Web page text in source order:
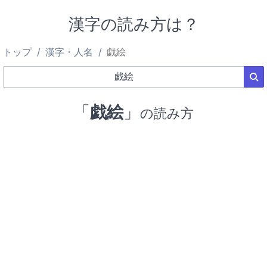
漢字の読み方は？
トップ 漢字・人名 戯絵
「戯絵」 の読み方